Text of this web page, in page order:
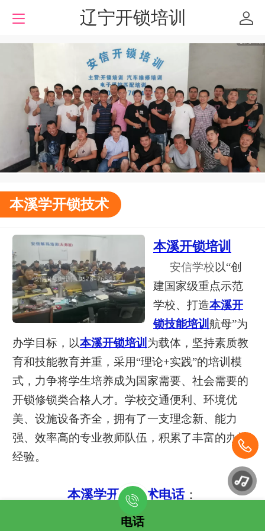
辽宁开锁培训
本溪学开锁技术
本溪开锁培训
安信学校以“创
建国家级重点示范
学校、打造本溪开
锁技能培训 航母”为
办学目标，以本溪开锁培训 为载体，坚持素质教
育和技能教育并重，采用“理论+实践”的培训模
式，力争将学生培养成为国家需要、社会需要的
开锁修锁类合格人才。学校交通便利、环境优
美、设施设备齐全，拥有了一支理念新、能力
强、效率高的专业教师队伍， 积累了丰富的办学
经验。
本溪学开锁技术电话：
0578-7654321
电话